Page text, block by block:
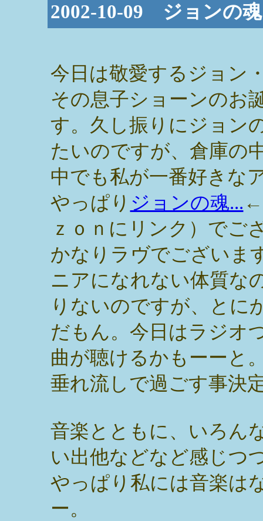
2002-10-09 ジョンの
今日は敬愛するジョン
その息子ショーンのお
す。久し振りにジョン
たいのですが、倉庫の
中でも私が一番好きな
やっぱり ジョンの魂... ←
ｚｏｎにリンク）でご
かなりラヴでございま
ニアになれない体質な
りないのですが、とに
だもん。今日はラジオ
曲が聴けるかもーーと
垂れ流しで過ごす事決
音楽とともに、いろん
い出他などなど感じつ
やっぱり私には音楽は
ー。